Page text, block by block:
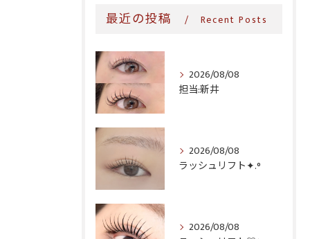
最近の投稿 Recent Posts
2026/08/08
担当:新井
2026/08/08
ラッシュリフト✦.°
2026/08/08